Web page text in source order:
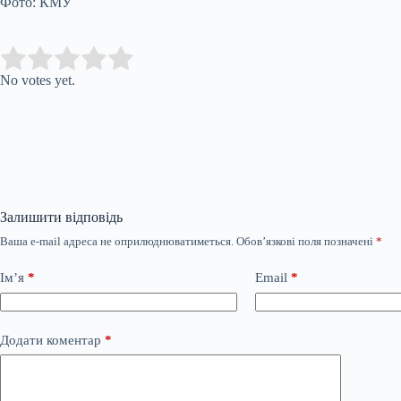
Rate this item:
No votes yet.
Залишити відповідь
Ваша e-mail адреса не оприлюднюватиметься. Обов’язкові поля позначені *
Ім’я * Email *
Додати коментар *